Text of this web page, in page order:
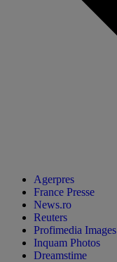
Agerpres
France Presse
News.ro
Reuters
Profimedia Images
Inquam Photos
Dreamstime